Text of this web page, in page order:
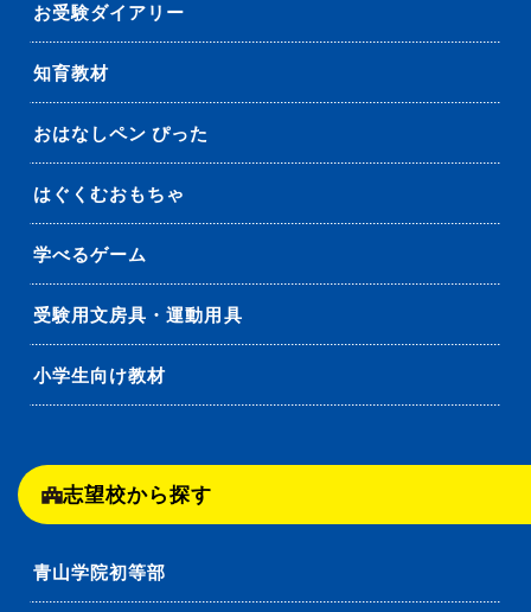
お受験ダイアリー
知育教材
おはなしペン ぴった
はぐくむおもちゃ
学べるゲーム
受験用文房具・運動用具
小学生向け教材
志望校から探す
青山学院初等部